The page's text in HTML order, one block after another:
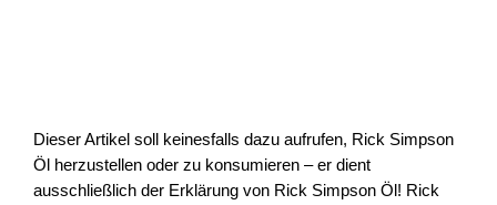
Dieser Artikel soll keinesfalls dazu aufrufen, Rick Simpson
Öl herzustellen oder zu konsumieren – er dient
ausschließlich der Erklärung von Rick Simpson Öl! Rick